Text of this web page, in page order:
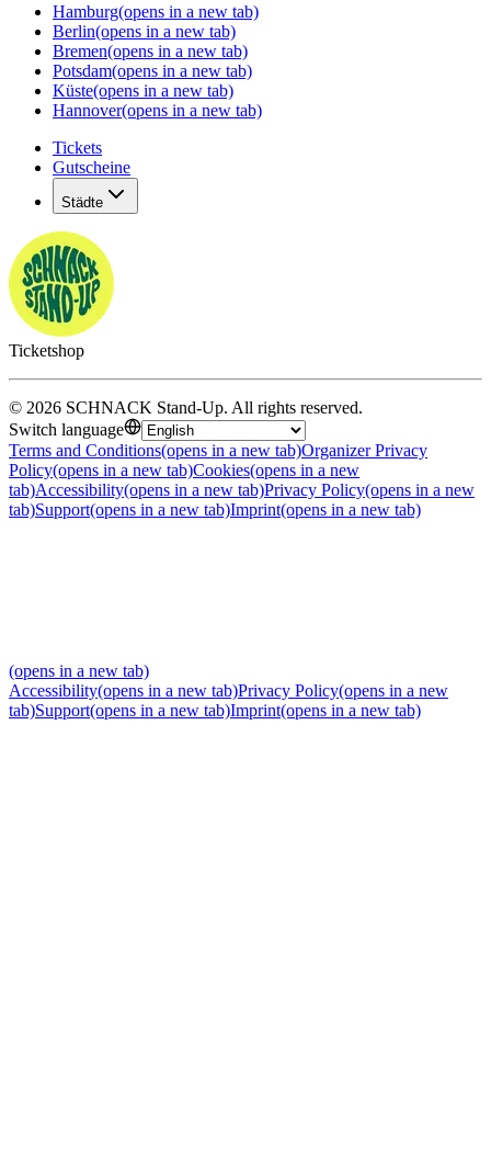
Hamburg(opens in a new tab)
Berlin(opens in a new tab)
Bremen(opens in a new tab)
Potsdam(opens in a new tab)
Küste(opens in a new tab)
Hannover(opens in a new tab)
Tickets
Gutscheine
Städte
Ticketshop
© 2026 SCHNACK Stand-Up. All rights reserved.
Switch language
Terms and Conditions(opens in a new tab)Organizer Privacy
Policy(opens in a new tab)Cookies(opens in a new
tab)Accessibility(opens in a new tab)Privacy Policy(opens in a new
tab)Support(opens in a new tab)Imprint(opens in a new tab)
(opens in a new tab)
Accessibility(opens in a new tab)Privacy Policy(opens in a new
tab)Support(opens in a new tab)Imprint(opens in a new tab)